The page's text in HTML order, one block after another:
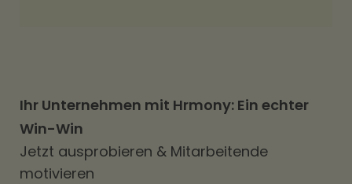
Ihr Unternehmen mit Hrmony: Ein echter
Win-Win
Jetzt ausprobieren & Mitarbeitende
motivieren